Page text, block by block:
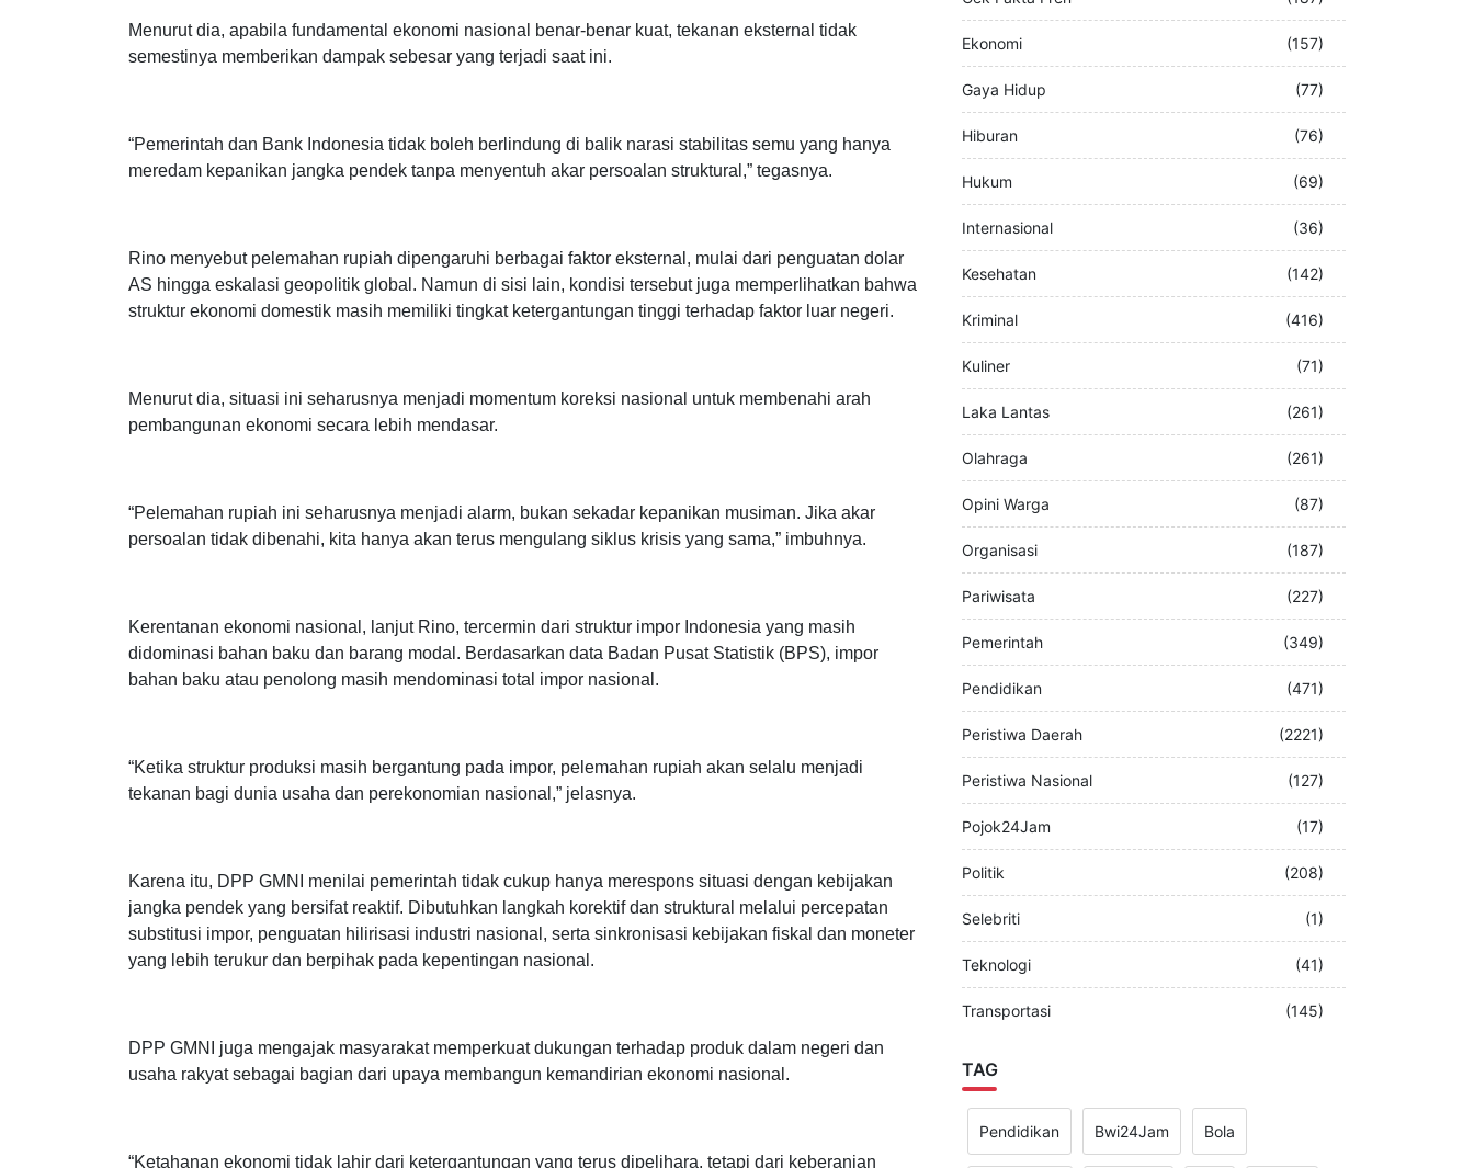
Rino menyebut pelemahan rupiah dipengaruhi berbagai faktor eksternal, mulai dari penguatan dolar
Kerentanan ekonomi nasional, lanjut Rino, tercermin dari struktur impor Indonesia yang masih
Karena itu, DPP GMNI menilai pemerintah tidak cukup hanya merespons situasi dengan kebijakan
jangka pendek yang bersifat reaktif. Dibutuhkan langkah korektif dan struktural melalui percepatan
Bisnis (50)
Cek Fakta Fren (187)
Ekonomi (157)
Gaya Hidup (77)
Hiburan (76)
Hukum (69)
Internasional (36)
Kesehatan (142)
Kriminal (416)
Kuliner (71)
Laka Lantas (261)
Olahraga (261)
Opini Warga (87)
Organisasi (187)
Pariwisata (227)
Pemerintah (349)
Pendidikan (471)
Peristiwa Daerah (2221)
Peristiwa Nasional (127)
Pojok24Jam (17)
Politik (208)
Selebriti (1)
Transportasi
TAG